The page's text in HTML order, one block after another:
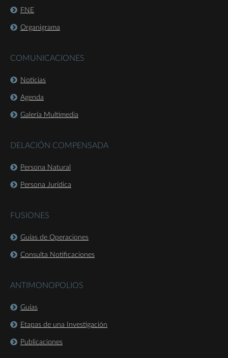
FNE
Organigrama
COMUNICACIONES
Noticias
Agenda
Galería Multimedia
DELACIÓN COMPENSADA
Persona Natural
Persona Jurídica
FUSIONES
Guías de Operaciones
Consulta Notificaciones
ANTIMONOPOLIOS
Guías
Etapas de una Investigación
Publicaciones